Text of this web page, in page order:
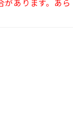
あります。あら